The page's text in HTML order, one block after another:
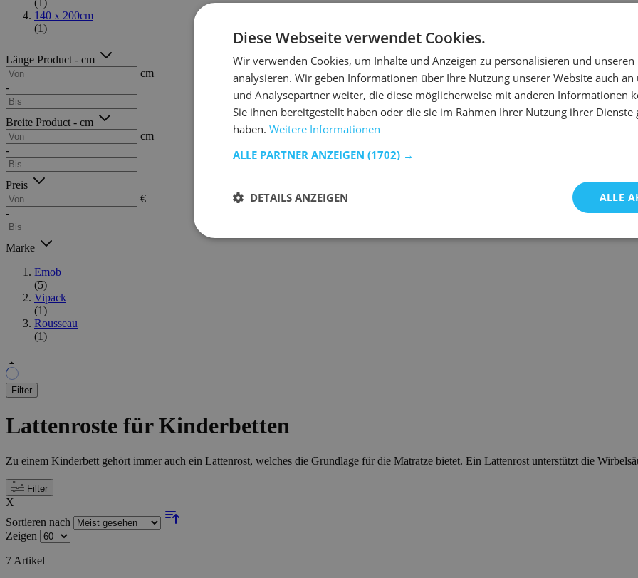
(1)
140 x 200cm
(1)
Länge Product - cm
cm
-
Breite Product - cm
cm
-
Preis
€
-
Marke
Emob
(5)
Vipack
(1)
Rousseau
(1)
Filter
Lattenroste für Kinderbetten
Zu einem Kinderbett gehört immer auch ein Lattenrost, welches die Grundlage für die Matratze bietet. Ein Lattenrost unterstützt die
Filter
X
Sortieren nach
Zeigen
7 Artikel
Diese Webseite verwendet Cookies.
Wir verwenden Cookies, um Inhalte und Anzeigen zu personalisieren und
analysieren. Wir geben Informationen über Ihre Nutzung unserer Website auch an
und Analysepartner weiter, die diese möglicherweise mit anderen Informationen
Sie ihnen bereitgestellt haben oder die sie im Rahmen Ihrer Nutzung ihrer Dienste
haben. Weitere Informationen
ALLE PARTNER ANZEIGEN (1702) →
ALLE
DETAILS ANZEIGEN